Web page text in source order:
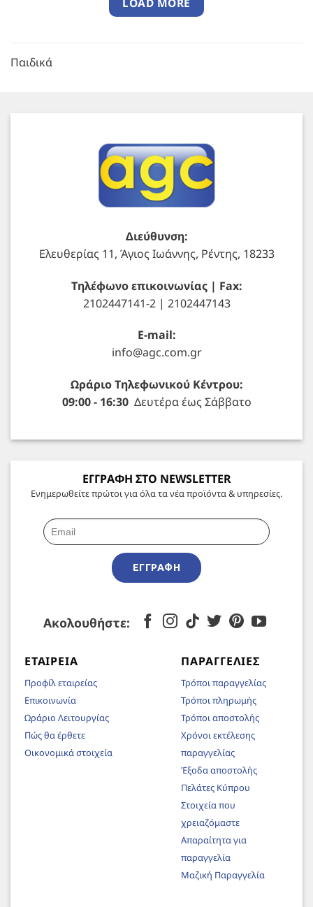
LOAD MORE
Παιδικά
Διεύθυνση:
Ελευθερίας 11, Άγιος Ιωάννης, Ρέντης, 18233
Τηλέφωνο επικοινωνίας | Fax:
2102447141-2 | 2102447143
E-mail:
info@agc.com.gr
Ωράριο Τηλεφωνικού Κέντρου:
09:00 - 16:30Δευτέρα έως Σάββατο
ΕΓΓΡΑΦΗ ΣΤΟ NEWSLETTER
Ενημερωθείτε πρώτοι για όλα τα νέα προϊόντα & υπηρεσίες.
ΕΓΓΡΑΦΉ
Ακολουθήστε:
ΕΤΑΙΡΕΊΑ
Προφίλ εταιρείας
Επικοινωνία
Ωράριο Λειτουργίας
Πώς θα έρθετε
Οικονομικά στοιχεία
ΠΑΡΑΓΓΕΛΊΕΣ
Τρόποι παραγγελίας
Τρόποι πληρωμής
Τρόποι αποστολής
Χρόνοι εκτέλεσης
παραγγελίας
Έξοδα αποστολής
Πελάτες Κύπρου
Στοιχεία που
χρειαζόμαστε
Απαραίτητα για
παραγγελία
Μαζική Παραγγελία